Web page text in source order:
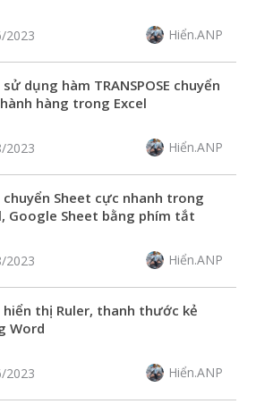
2023 Hiển.ANP
sử dụng hàm TRANSPOSE chuyển
hàng trong Excel
2023 Hiển.ANP
chuyển Sheet cực nhanh trong
Google Sheet bằng phím tắt
2023 Hiển.ANP
hiển thị Ruler, thanh thước kẻ
Word
2023 Hiển.ANP